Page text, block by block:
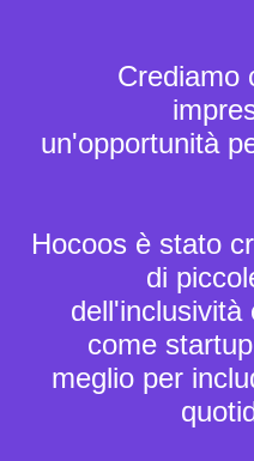
Crediamo
un'opportunità
Hocoos è stato
di
dell'inclusività
come
meglio per